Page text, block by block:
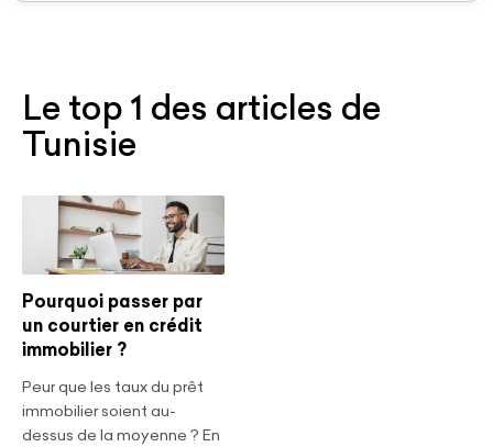
Le top 1 des articles de
Tunisie
Pourquoi passer par
un courtier en crédit
immobilier ?
Peur que les taux du prêt
immobilier soient au-
dessus de la moyenne ? En